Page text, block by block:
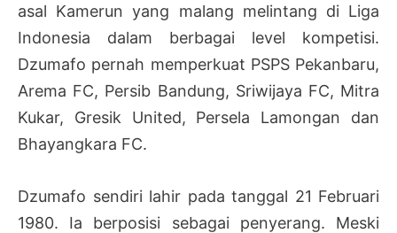
asal Kamerun yang malang melintang di Liga
Indonesia dalam berbagai level kompetisi.
Dzumafo pernah memperkuat PSPS Pekanbaru,
Arema FC, Persib Bandung, Sriwijaya FC, Mitra
Kukar, Gresik United, Persela Lamongan dan
Bhayangkara FC.
Dzumafo sendiri lahir pada tanggal 21 Februari
1980. Ia berposisi sebagai penyerang. Meski